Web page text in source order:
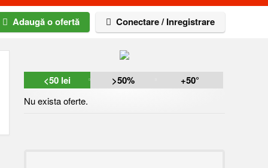
Adaugă o ofertă Conectare / Inregistrare
<50 lei >50% +50
Nu exista oferte.